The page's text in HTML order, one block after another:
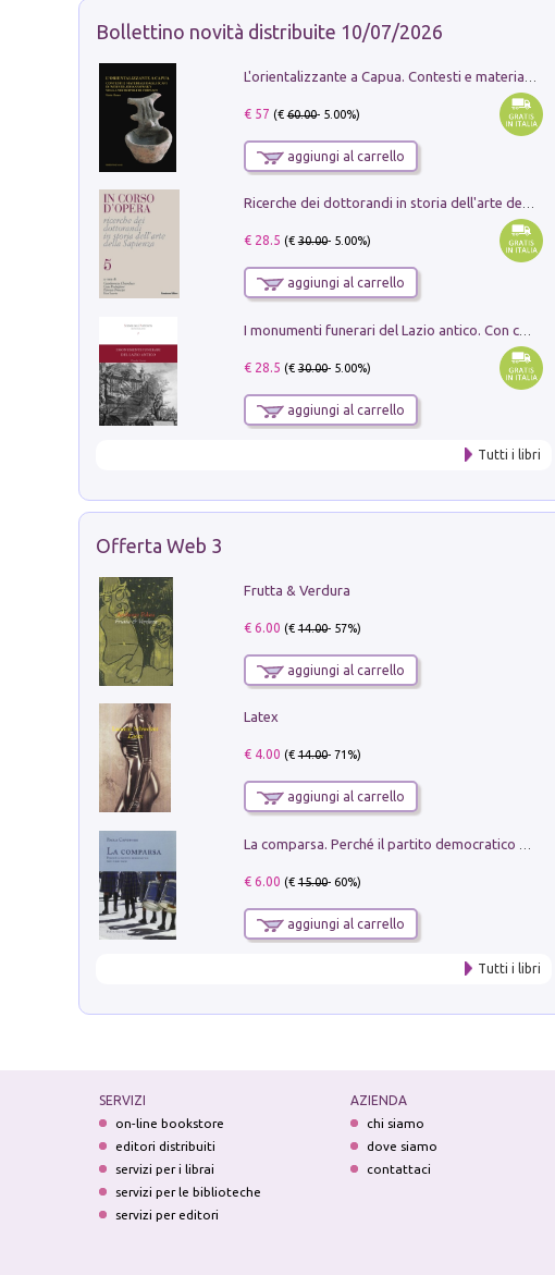
Bollettino novità distribuite 10/07/2026
€ 57 (€60.00- 5.00%)
aggiungi al carrello
Ricerche dei dottorandi in storia dell'arte della Sapienza
€ 28.5 (€30.00- 5.00%)
aggiungi al carrello
I monumenti funerari del Lazio antico. Con cartella con tavole
€ 28.5 (€30.00- 5.00%)
aggiungi al carrello
Tutti i libri
Offerta Web 3
Frutta & Verdura
€ 6.00 (€14.00- 57%)
aggiungi al carrello
Latex
€ 4.00 (€14.00- 71%)
aggiungi al carrello
€ 6.00 (€15.00- 60%)
aggiungi al carrello
Tutti i libri
SERVIZI
on-line bookstore
editori distribuiti
servizi per i librai
servizi per le biblioteche
servizi per editori
AZIENDA
chi siamo
dove siamo
contattaci